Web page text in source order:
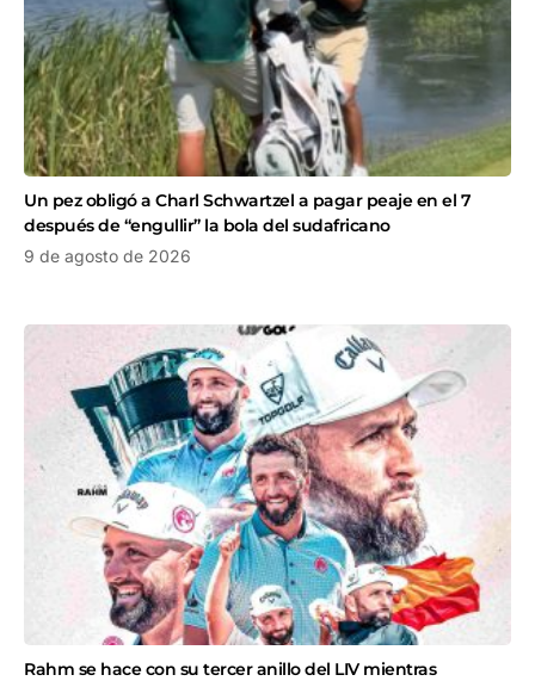
Un pez obligó a Charl Schwartzel a pagar peaje en el 7
después de “engullir” la bola del sudafricano
9 de agosto de 2026
Rahm se hace con su tercer anillo del LIV mientras